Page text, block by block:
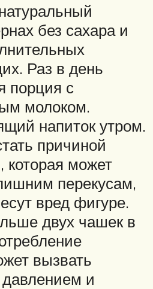
без сахара и
Раз в день
порция с
молоком.
напиток утром.
причиной
которая может
перекусам,
вред фигуре.
двух чашек в
вызвать
и